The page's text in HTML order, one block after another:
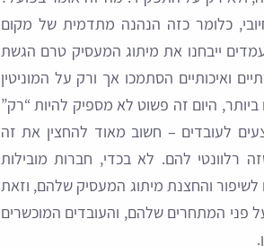
כלומר כזה הנהנה מתדמית של מקום
מראים כי כ-80% מהמועמדים ייבחנו את מיתוג המעסיק טרם הגשת
ואיכותיים הסתמכו אך ורק על המוניטין
היום זה פשוט לא מספיק להיות “רק”
לעובדים – חשוב מאוד להחצין את זה
רלוונטי להם. לא בכדי, חברות מובילות
והחצנת מיתוג המעסיק שלהם, וזאת
פני המתחרים שלהם, והעובדים המוכשרים